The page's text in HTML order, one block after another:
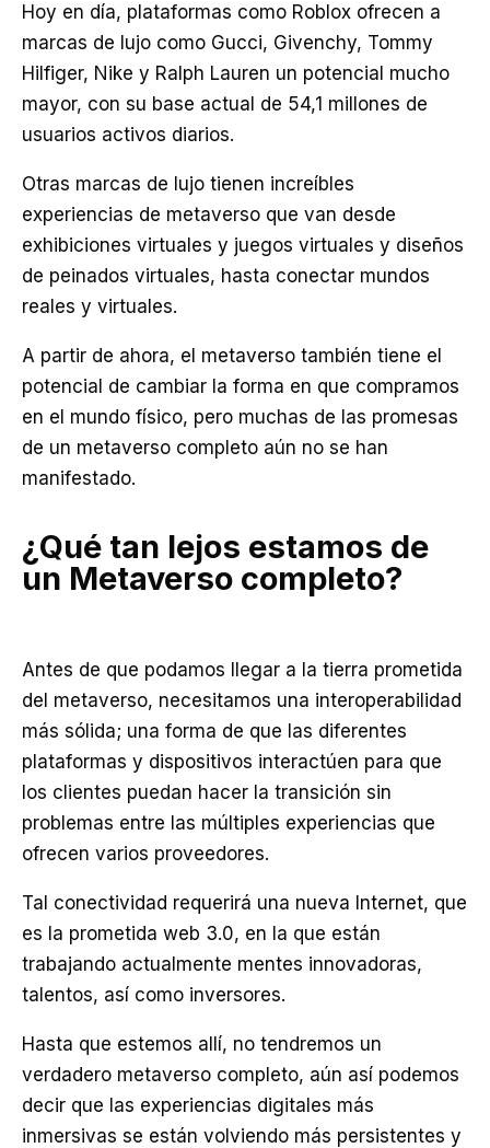
Hoy en día, plataformas como Roblox ofrecen a
marcas de lujo como Gucci, Givenchy, Tommy
Hilfiger, Nike y Ralph Lauren un potencial mucho
mayor, con su base actual de 54,1 millones de
usuarios activos diarios.
Otras marcas de lujo tienen increíbles
experiencias de metaverso que van desde
exhibiciones virtuales y juegos virtuales y diseños
de peinados virtuales, hasta conectar mundos
reales y virtuales.
A partir de ahora, el metaverso también tiene el
potencial de cambiar la forma en que compramos
en el mundo físico, pero muchas de las promesas
de un metaverso completo aún no se han
manifestado.
¿Qué tan lejos estamos de
un Metaverso completo?
Antes de que podamos llegar a la tierra prometida
del metaverso, necesitamos una interoperabilidad
más sólida; una forma de que las diferentes
plataformas y dispositivos interactúen para que
los clientes puedan hacer la transición sin
problemas entre las múltiples experiencias que
ofrecen varios proveedores.
Tal conectividad requerirá una nueva Internet, que
es la prometida web 3.0, en la que están
trabajando actualmente mentes innovadoras,
talentos, así como inversores.
Hasta que estemos allí, no tendremos un
verdadero metaverso completo, aún así podemos
decir que las experiencias digitales más
inmersivas se están volviendo más persistentes y